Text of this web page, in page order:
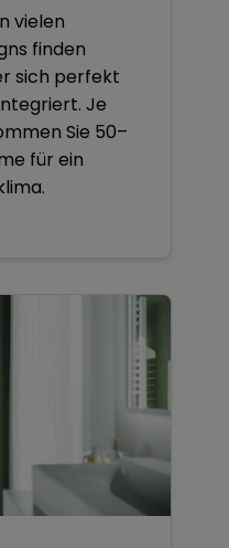
vielen
finden
sich perfekt
Je
Sie 50–
für ein